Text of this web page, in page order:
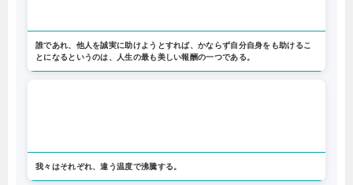
誰であれ、他人を誠実に助けようとすれば、かならず自分自身をも助けるこ
とになるというのは、人生の最も美しい報酬の一つである。
我々はそれぞれ、違う温度で沸騰する。